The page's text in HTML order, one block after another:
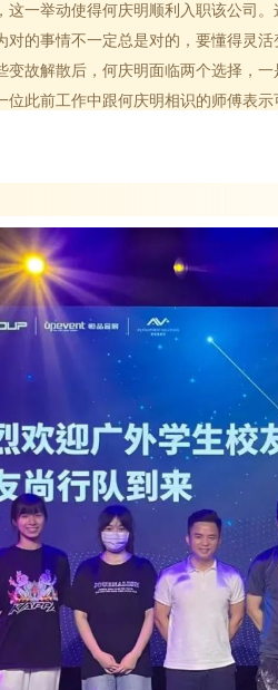
这一举动使得何庆明顺利入职该公司
对的事情不一定总是对的，要懂得灵活
解散后，何庆明面临两个选择，一
位此前工作中跟何庆明相识的师傅表
力
做大做强，除了紧跟时代变化，保持
表现在以下几个方面：一是对供应链
对该行业深耕挖掘。二是对客户的整
在市场环境飞速变化，市场透明度逐
年来的会展行业经验来看，何庆明对
有了深厚的顾客积累，何庆明仍然能够
滴，他不禁感叹：“当年被合伙人招
么样的结果呢？我不得而知，但只要